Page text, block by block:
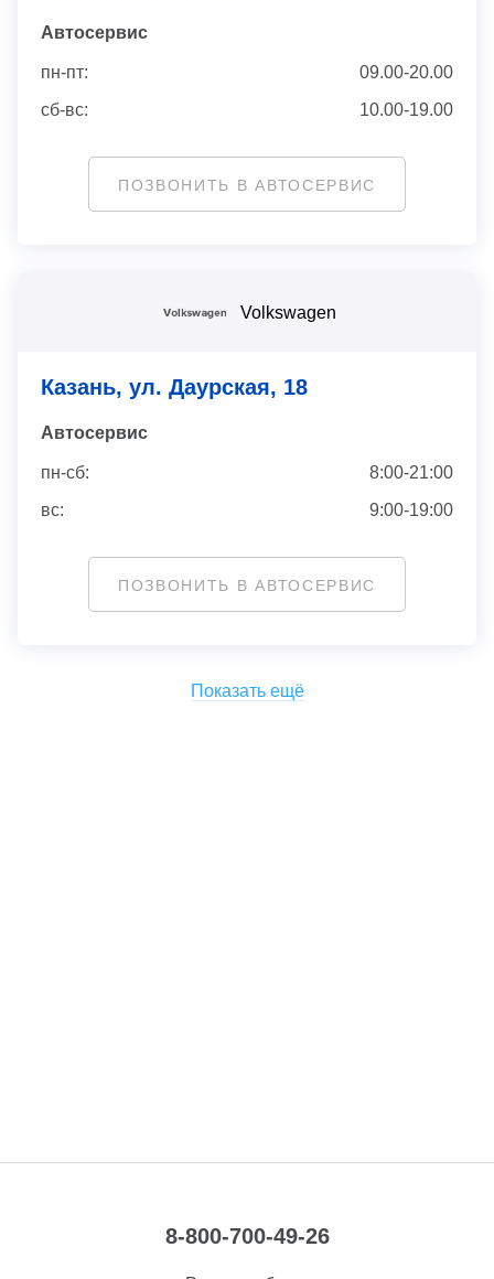
Автосервис
пн-пт:
09.00-20.00
сб-вс:
10.00-19.00
ПОЗВОНИТЬ В АВТОСЕРВИС
Volkswagen
Казань, ул. Даурская, 18
Автосервис
пн-сб:
8:00-21:00
вс:
9:00-19:00
ПОЗВОНИТЬ В АВТОСЕРВИС
Показать ещё
8-800-700-49-26